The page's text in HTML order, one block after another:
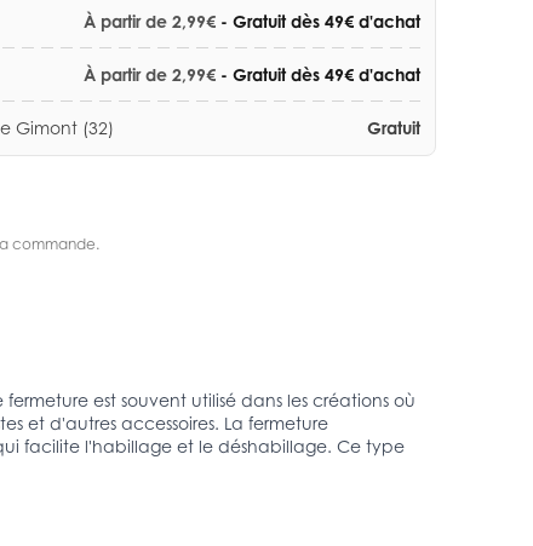
À partir de 2,99€ - Gratuit dès 49€ d'achat
À partir de 2,99€ - Gratuit dès 49€ d'achat
Gimont (32) Gratuit
commande.
est souvent utilisé dans les créations où
et d'autres accessoires. La fermeture
facilite l'habillage et le déshabillage. Ce type